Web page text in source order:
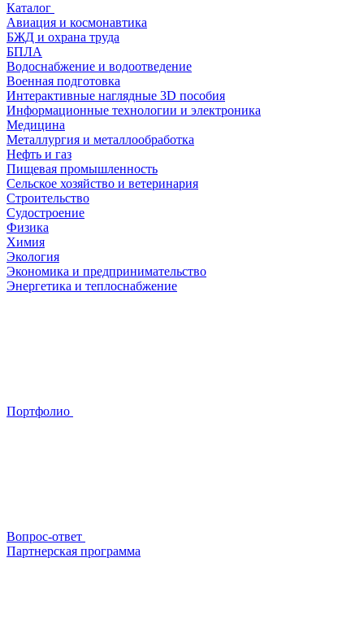
Каталог
Авиация и космонавтика
БЖД и охрана труда
БПЛА
Водоснабжение и водоотведение
Военная подготовка
Интерактивные наглядные 3D пособия
Информационные технологии и электроника
Медицина
Металлургия и металлообработка
Нефть и газ
Пищевая промышленность
Сельское хозяйство и ветеринария
Строительство
Судостроение
Физика
Химия
Экология
Экономика и предпринимательство
Энергетика и теплоснабжение
Портфолио
Вопрос-ответ
Партнерская программа